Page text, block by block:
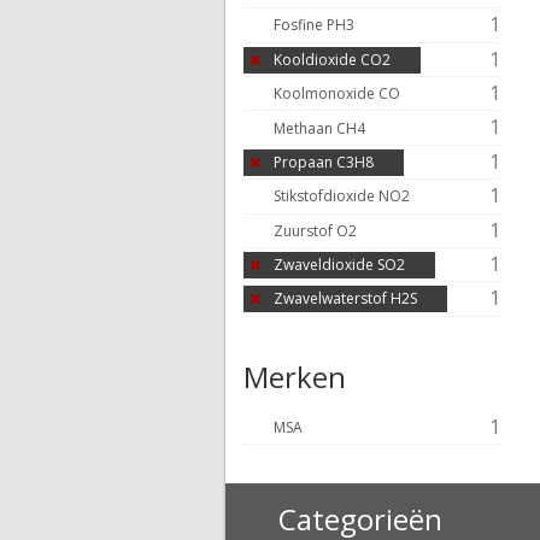
Fosfine PH3 1
Kooldioxide CO2 1
Koolmonoxide CO 1
Methaan CH4 1
Propaan C3H8 1
Stikstofdioxide NO2 1
Zuurstof O2 1
Zwaveldioxide SO2 1
Zwavelwaterstof H2S 1
Merken
MSA 1
Categorieën